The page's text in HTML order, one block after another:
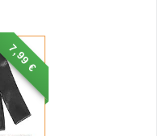
7,99 €